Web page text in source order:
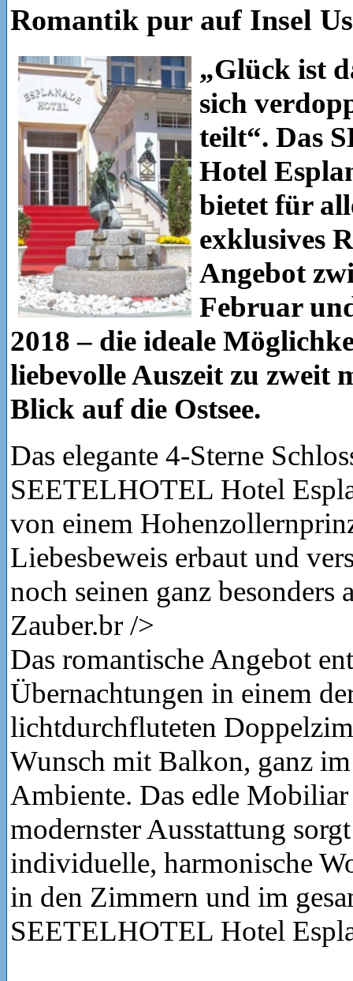
Romantik pur auf Insel
„Glück ist
sich
teilt“. Das
Hotel
bietet für
exklusives
Angebot
Februar
2018 – die ideale
liebevolle Auszeit zu zweit
Blick auf die Ostsee.
Das elegante 4-Sterne
SEETELHOTEL Hotel
von einem
Liebesbeweis erbaut und
noch seinen ganz besonders
Zauber.br />
Das romantische Angebot
Übernachtungen in einem
lichtdurchfluteten
Wunsch mit Balkon, ganz
Ambiente. Das edle
modernster Ausstattung
individuelle, harmonische
in den Zimmern und im
SEETELHOTEL Hotel